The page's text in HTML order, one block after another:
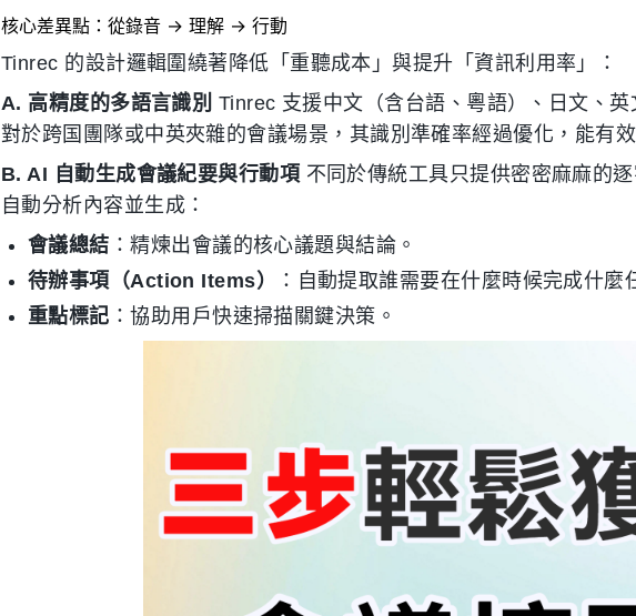
核心差異點：從錄音 → 理解 → 行動
Tinrec 的設計邏輯圍繞著降低「重聽成本」與提升「資訊利用率」：
A. 高精度的多語言識別 Tinrec 支援中文（含台語、粵語）、日文、
對於跨国團隊或中英夾雜的會議場景，其識別準確率經過優化，能有
B. AI 自動生成會議紀要與行動項 不同於傳統工具只提供密密麻麻的
自動分析內容並生成：
會議總結 ：精煉出會議的核心議題與結論。
待辦事項（Action Items）
：自動提取誰需要在什麼時候完成什麼
重點標記 ：協助用戶快速掃描關鍵決策。